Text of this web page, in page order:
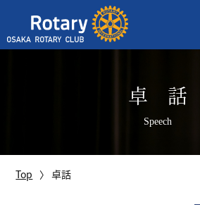
運営方針
卓 話
Speech
Top 卓話